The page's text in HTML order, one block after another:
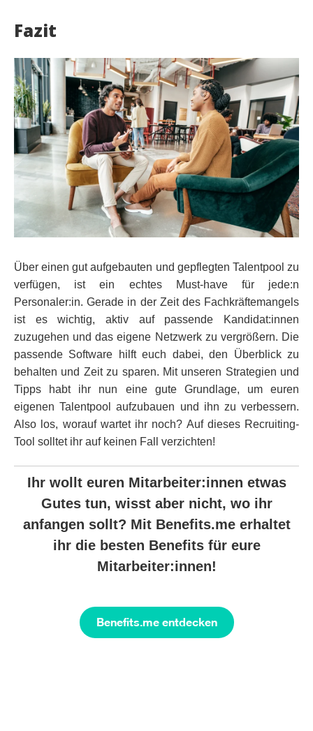
Fazit
Über einen gut aufgebauten und gepflegten Talentpool zu
verfügen, ist ein echtes Must-have für jede:n
Personaler:in. Gerade in der Zeit des Fachkräftemangels
ist es wichtig, aktiv auf passende Kandidat:innen
zuzugehen und das eigene Netzwerk zu vergrößern. Die
passende Software hilft euch dabei, den Überblick zu
behalten und Zeit zu sparen. Mit unseren Strategien und
Tipps habt ihr nun eine gute Grundlage, um euren
eigenen Talentpool aufzubauen und ihn zu verbessern.
Also los, worauf wartet ihr noch? Auf dieses Recruiting-
Tool solltet ihr auf keinen Fall verzichten!
Ihr wollt euren Mitarbeiter:innen etwas
Gutes tun, wisst aber nicht, wo ihr
anfangen sollt? Mit Benefits.me erhaltet
ihr die besten Benefits für eure
Mitarbeiter:innen!
Benefits.me entdecken